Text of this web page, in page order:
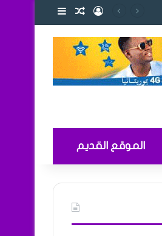
تسجيل الدخول
مقال عشوائي
إضافة عمود
الموقع القديم